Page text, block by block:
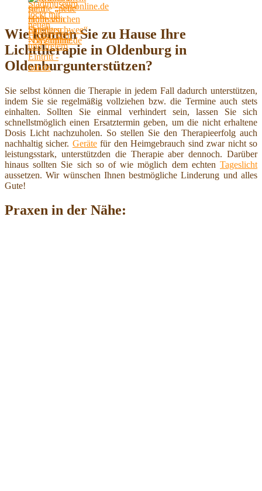
- om-online.de
Wie können Sie zu Hause Ihre
Lichttherapie in Oldenburg in
Oldenburgunterstützen?
Sie selbst können die Therapie in jedem Fall dadurch unterstützen,
indem Sie sie regelmäßig vollziehen bzw. die Termine auch stets
einhalten. Sollten Sie einmal verhindert sein, lassen Sie sich
schnellstmöglich einen Ersatztermin geben, um die nicht erhaltene
Dosis Licht nachzuholen. So stellen Sie den Therapieerfolg auch
nachhaltig sicher. Gerätefür den Heimgebrauch sind zwar nicht so
leistungsstark, unterstützden die Therapie aber dennoch. Darüber
hinaus sollten Sie sich so of wie möglich dem echten Tageslicht
aussetzen. Wir wünschen Ihnen bestmögliche Linderung und alles
Gute!
Praxen in der Nähe: